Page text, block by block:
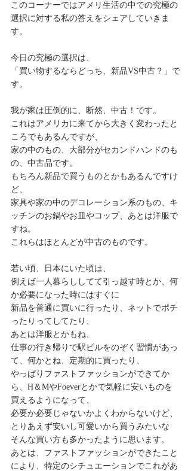
このコーナーではアメリ生活の中での究極の
選択に対する私の答えをシェアしていきま
す。
今日の究極の選択は、
「買い物するならどっち、新品VS中古？」で
す。
我が家は圧倒的に、断然、中古！です。
これはアメリカに来てから大きく変わったと
ころでもあるんですが、
家の中のもの、大部分がセカンドハンドのも
の、中古品です。
もちろん新品で買うものとかもあるんですけ
ど、
家具や家の中のデコレーション系のもの、キ
ッチンのお鍋やお皿やコップ、あとは洋服で
すね。
これらはほとんどが中古のものです。
若い頃、日本にいた頃は、
例えば一人暮らししてて引っ越す時とか、何
か必要になった時にはすぐに
新品を普通に買いに行ったり、ネットでポチ
ったりってしてたり、
あとは洋服とかもね、
仕事の行き帰りで駅ビルをのぞく習慣があっ
て、何かとね、定期的に買ったり、
やっぱりファストファッションができてか
ら、H＆MやFoeverとかで気軽に安いものを
買えるようになって、
必要か必要じゃないかよくわからないけど、
とりあえず安いし可愛いから買うみたいな
そんな買い方も多かったように思います。
あとは、ファストファッションができたこと
により、特定のシチュエーションでこれがあ